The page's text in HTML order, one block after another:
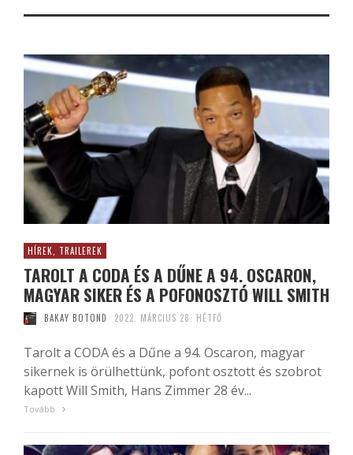
HÍREK, TRAILEREK
TAROLT A CODA ÉS A DŰNE A 94. OSCARON,
MAGYAR SIKER ÉS A POFONOSZTÓ WILL SMITH
BAKAY BOTOND 2022. MÁRCIUS 28. HÉTFŐ
Tarolt a CODA és a Dűne a 94. Oscaron, magyar
sikernek is örülhettünk, pofont osztott és szobrot
kapott Will Smith, Hans Zimmer 28 év...
Tovább